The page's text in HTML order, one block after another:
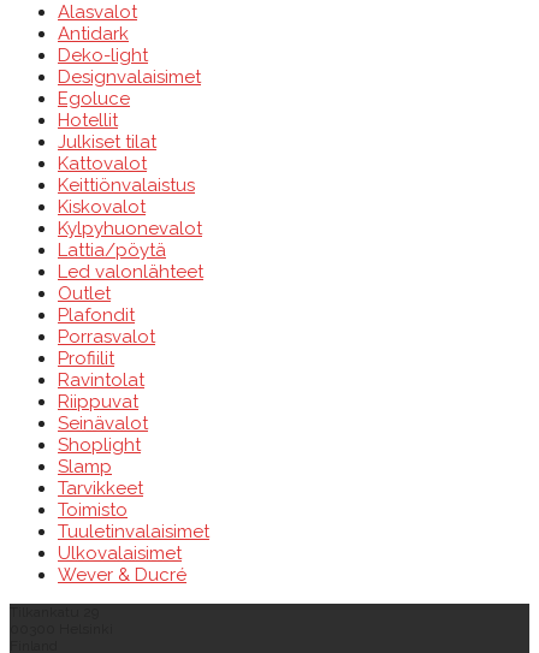
Alasvalot
Antidark
Deko-light
Designvalaisimet
Egoluce
Hotellit
Julkiset tilat
Kattovalot
Keittiönvalaistus
Kiskovalot
Kylpyhuonevalot
Lattia/pöytä
Led valonlähteet
Outlet
Plafondit
Porrasvalot
Profiilit
Ravintolat
Riippuvat
Seinävalot
Shoplight
Slamp
Tarvikkeet
Toimisto
Tuuletinvalaisimet
Ulkovalaisimet
Wever & Ducré